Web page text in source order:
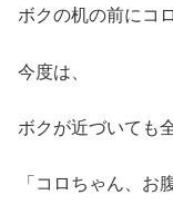
ボクの机の前にコ
今度は、
ボクが近づいても
「コロちゃん、お